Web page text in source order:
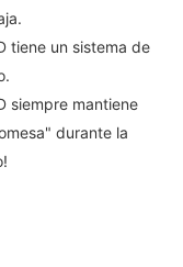
tiene un sistema de
siempre mantiene
durante la